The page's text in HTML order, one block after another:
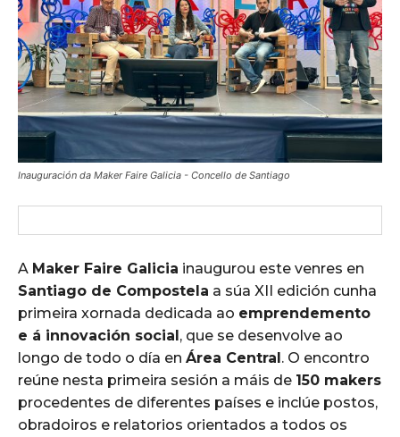
Inauguración da Maker Faire Galicia - Concello de Santiago
A Maker Faire Galicia inaugurou este venres en
Santiago de Compostela a súa XII edición cunha
primeira xornada dedicada ao emprendemento
e á innovación social, que se desenvolve ao
longo de todo o día en Área Central. O encontro
reúne nesta primeira sesión a máis de 150 makers
procedentes de diferentes países e inclúe postos,
obradoiros e relatorios orientados a todos os